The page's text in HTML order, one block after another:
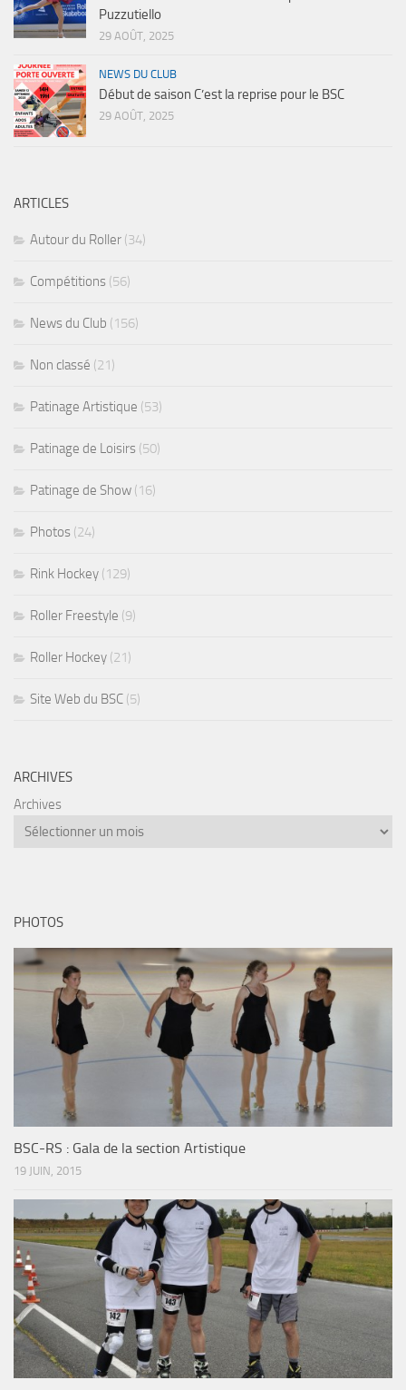
Puzzutiello
29 AOÛT, 2025
NEWS DU CLUB
Début de saison C’est la reprise pour le BSC
29 AOÛT, 2025
ARTICLES
Autour du Roller (34)
Compétitions (56)
News du Club (156)
Non classé (21)
Patinage Artistique (53)
Patinage de Loisirs (50)
Patinage de Show (16)
Photos (24)
Rink Hockey (129)
Roller Freestyle (9)
Roller Hockey (21)
Site Web du BSC (5)
ARCHIVES
Archives
PHOTOS
BSC-RS : Gala de la section Artistique
19 JUIN, 2015